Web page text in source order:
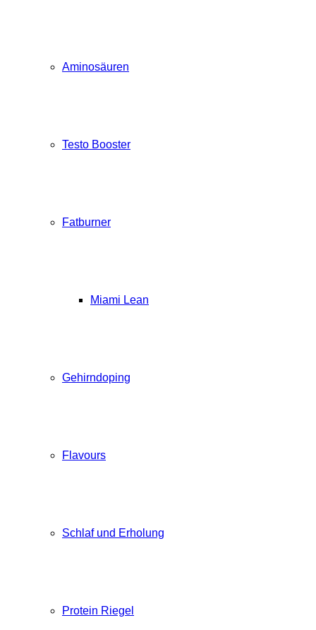
Aminosäuren
Testo Booster
Fatburner
Miami Lean
Gehirndoping
Flavours
Schlaf und Erholung
Protein Riegel